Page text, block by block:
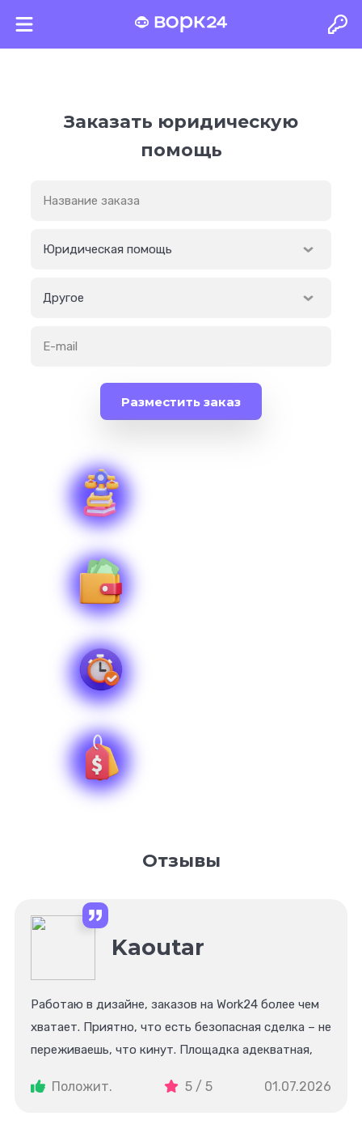
Заказать юридическую
помощь
Разместить заказ
Отзывы
Kaoutar
Работаю в дизайне, заказов на Work24 более чем
хватает. Приятно, что есть безопасная сделка – не
переживаешь, что кинут. Площадка адекватная,
акциях, пару раз давали приоритет в выдаче.
Положит. 5 / 5 01.07.2026